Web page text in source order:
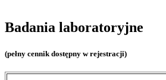
Badania laboratoryjne
(pełny cennik dostępny w rejestracji)